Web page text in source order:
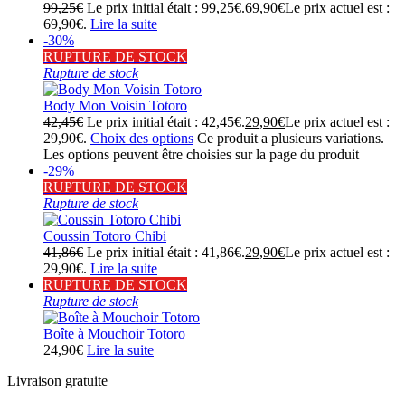
99,25€ Le prix initial était : 99,25€.69,90€Le prix actuel est :
69,90€. Lire la suite
-30%
RUPTURE DE STOCK
Rupture de stock
Body Mon Voisin Totoro
42,45€ Le prix initial était : 42,45€.29,90€Le prix actuel est :
29,90€. Choix des options Ce produit a plusieurs variations.
Les options peuvent être choisies sur la page du produit
-29%
RUPTURE DE STOCK
Rupture de stock
Coussin Totoro Chibi
41,86€ Le prix initial était : 41,86€.29,90€Le prix actuel est :
29,90€. Lire la suite
RUPTURE DE STOCK
Rupture de stock
Boîte à Mouchoir Totoro
24,90€ Lire la suite
Livraison gratuite